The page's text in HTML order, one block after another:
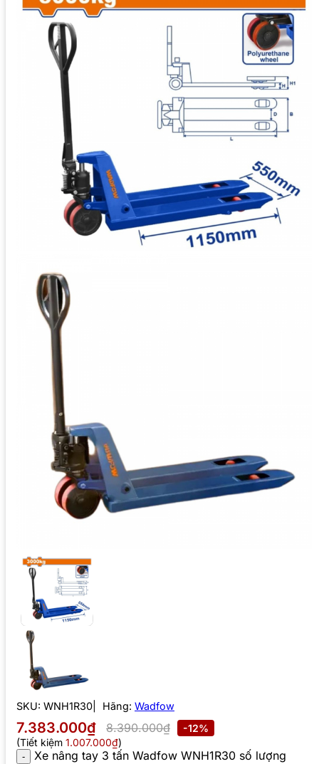
SKU: WNH1R30 Hãng: Wadfow
7.383.000₫ 8.390.000₫
-12%
(Tiết kiệm 1.007.000₫)
Xe nâng tay 3 tấn Wadfow WNH1R30 số lượng